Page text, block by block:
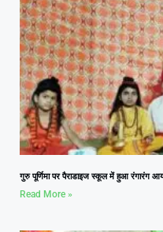
गुरु पूर्णिमा पर पैराडाइज स्कूल में हुआ रंगारंग
Read More »